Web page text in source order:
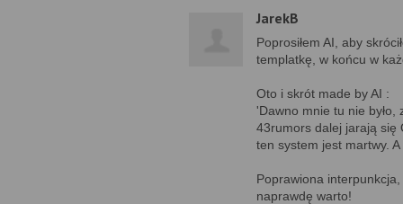
JarekB
Poprosiłem AI, aby
templatkę, w końcu w
Oto i skrót made by AI :
'Dawno mnie tu nie było,
43rumors dalej jarają się
ten system jest martwy.
Poprawiona
naprawdę warto!